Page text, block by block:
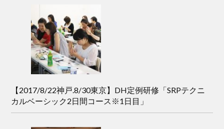
【2017/8/22神戸.8/30東京】DH定例研修「SRPテクニ
カルベーシック2日間コース※1日目」